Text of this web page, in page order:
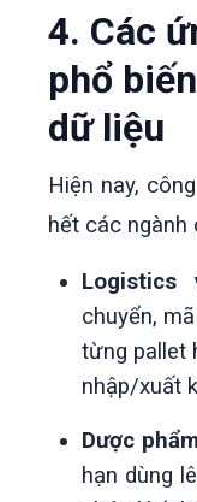
4. Các
phổ
dữ liệu
Hiện nay,
hết các ngành
Logistics
chuyển,
từng pallet
nhập/xuất
Dược
hạn dùng